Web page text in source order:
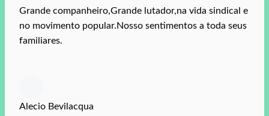
Grande companheiro,Grande lutador,na vida sindical e
no movimento popular.Nosso sentimentos a toda seus
familiares.
Alecio Bevilacqua